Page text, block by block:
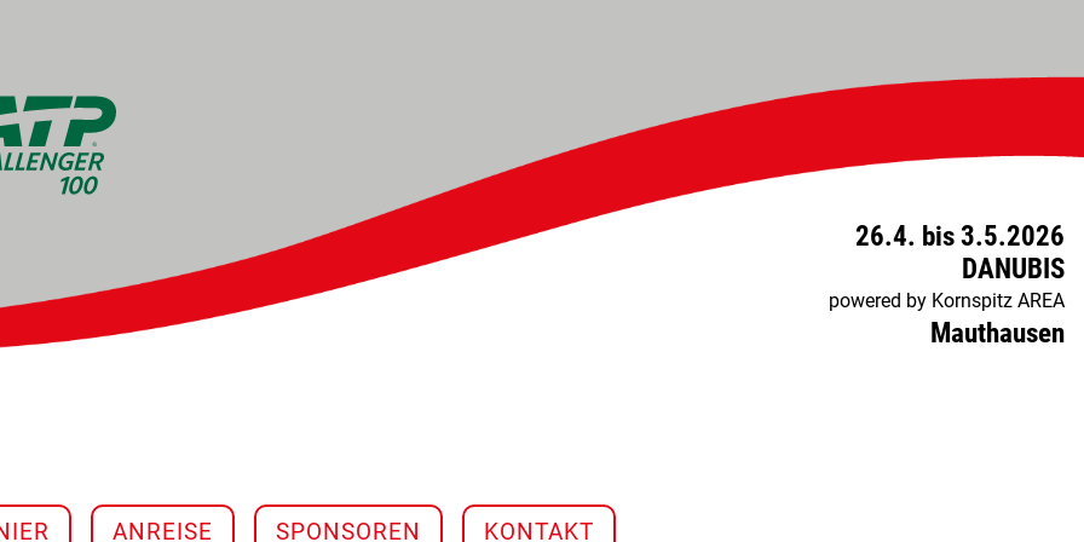
26.4. bis 3.5.2026
DANUBIS
powered by Kornspitz AREA
Mauthausen
NAVIGATION ÜBERSPRINGEN
ANREISE SPONSOREN KONTAKT